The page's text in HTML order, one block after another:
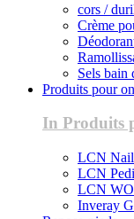
cors /
Crème
Sels bain
Produits pour
In Produits
LCN
LCN
LCN
Inveray